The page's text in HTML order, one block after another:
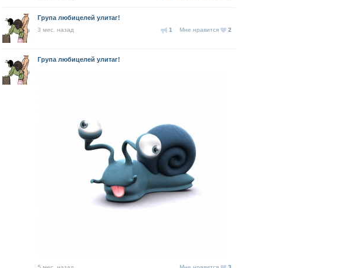
Група любицелей улитаг!
Мне нравится 2
1
3 мес. назад
Група любицелей улитаг!